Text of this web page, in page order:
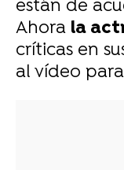
están de
Ahora la
críticas en
al vídeo